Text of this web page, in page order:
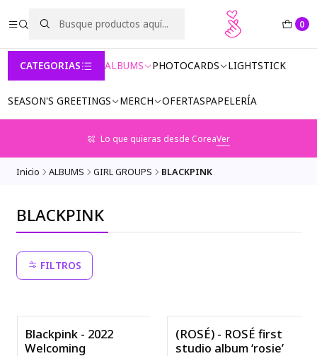
0
CATEGORIAS ALBUMS PHOTOCARDS LIGHTSTICK
SEASON'S GREETINGS MERCH OFERTASPAPELERÍA
Lo que quieras desde CoreaVer
Inicio ALBUMS GIRL GROUPS BLACKPINK
BLACKPINK
FILTROS
-69%
Blackpink - 2022
Welcoming
-60%
(ROSÉ) - ROSÉ first
studio album ‘rosie’